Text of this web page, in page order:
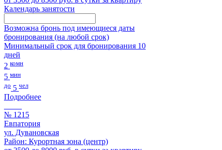
Календарь занятости
Возможна бронь под имеющиеся даты
бронирования (на любой срок)
Минимальный срок для бронирования 10
дней
2 комн
5 мин
до 5 чел
Подробнее
№ 1215
Евпатория
ул. Дувановская
Район: Курортная зона (центр)